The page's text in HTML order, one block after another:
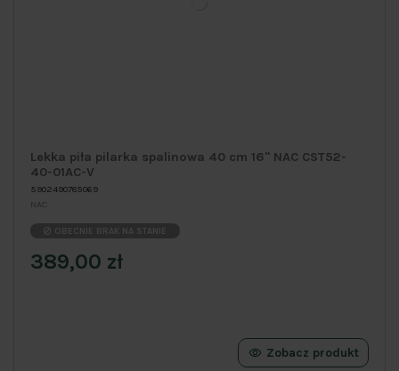
Lekka piła pilarka spalinowa 40 cm 16" NAC CST52-
40-01AC-V
5902490785069
NAC
OBECNIE BRAK NA STANIE
389,00 zł
Zobacz produkt